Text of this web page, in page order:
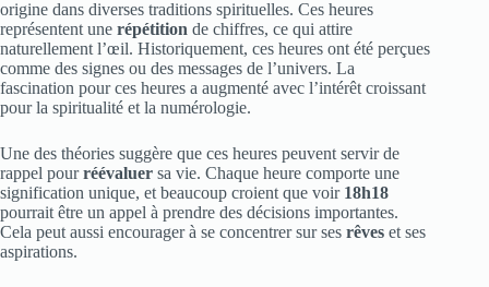
origine dans diverses traditions spirituelles. Ces heures
représentent une répétition de chiffres, ce qui attire
naturellement l’œil. Historiquement, ces heures ont été perçues
comme des signes ou des messages de l’univers. La
fascination pour ces heures a augmenté avec l’intérêt croissant
pour la spiritualité et la numérologie.
Une des théories suggère que ces heures peuvent servir de
rappel pourréévaluer sa vie. Chaque heure comporte une
signification unique, et beaucoup croient que voir 18h18
pourrait être un appel à prendre des décisions importantes.
Cela peut aussi encourager à se concentrer sur ses rêves et ses
aspirations.